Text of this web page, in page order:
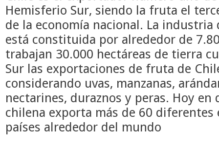
Hemisferio Sur, siendo la fruta el
de la economía nacional. La
está constituida por alrededor de
trabajan 30.000 hectáreas de tierra
Sur las exportaciones de fruta de
considerando uvas, manzanas,
nectarines, duraznos y peras. Hoy
chilena exporta más de 60 diferentes
países alrededor del mundo